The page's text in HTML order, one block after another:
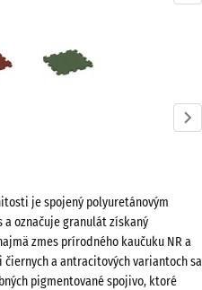
červená
je spojený polyuretánovým
a označuje granulát získaný
zmes prírodného kaučuku NR a
a antracitových variantoch sa
pigmentované spojivo, ktoré